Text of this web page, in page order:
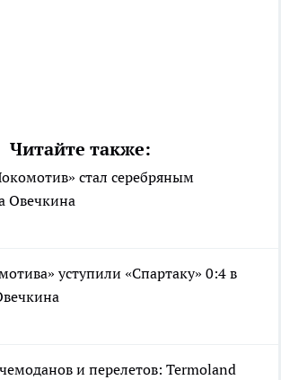
Читайте также:
стал серебряным
Овечкина
уступили «Спартаку» 0:4 в
и перелетов: Termoland